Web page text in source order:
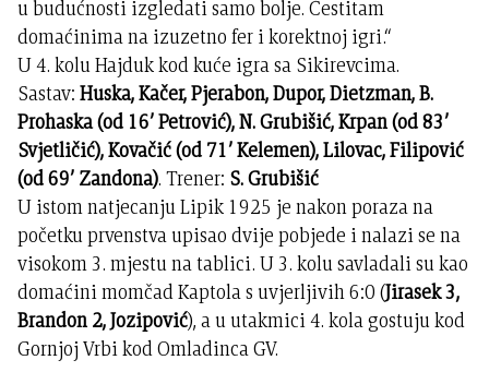
u budućnosti izgledati samo bolje. Čestitam
domaćinima na izuzetno fer i korektnoj igri.“
U 4. kolu Hajduk kod kuće igra sa Sikirevcima.
Sastav:Huska, Kačer, Pjerabon, Dupor, Dietzman, B.
Prohaska (od 16’ Petrović), N. Grubišić, Krpan (od 83’
Svjetličić), Kovačić (od 71’ Kelemen), Lilovac, Filipović
(od 69’ Zandona). Trener: S. Grubišić
U istom natjecanju Lipik 1925 je nakon poraza na
početku prvenstva upisao dvije pobjede i nalazi se na
visokom 3. mjestu na tablici. U 3. kolu savladali su kao
domaćini momčad Kaptola s uvjerljivih 6:0 (Jirasek 3,
Brandon 2, Jozipović), a u utakmici 4. kola gostuju kod
Gornjoj Vrbi kod Omladinca GV.